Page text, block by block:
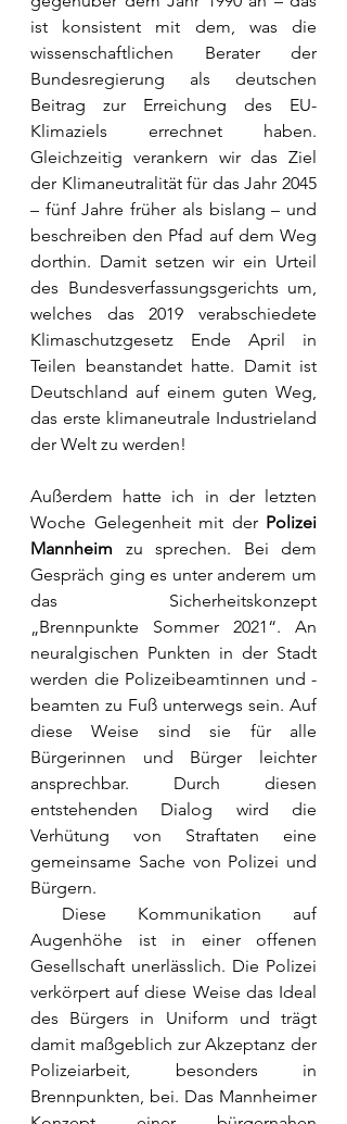
ist konsistent mit dem, was die
wissenschaftlichen Berater der
Bundesregierung als deutschen
Beitrag zur Erreichung des EU-
Klimaziels errechnet haben.
Gleichzeitig verankern wir das Ziel
der Klimaneutralität für das Jahr 2045
– fünf Jahre früher als bislang – und
beschreiben den Pfad auf dem Weg
dorthin. Damit setzen wir ein Urteil
des Bundesverfassungsgerichts um,
welches das 2019 verabschiedete
Klimaschutzgesetz Ende April in
Teilen beanstandet hatte. Damit ist
Deutschland auf einem guten Weg,
das erste klimaneutrale Industrieland
der Welt zu werden!
Außerdem hatte ich in der letzten
Woche Gelegenheit mit der Polizei
Mannheim zu sprechen. Bei dem
Gespräch ging es unter anderem um
das Sicherheitskonzept
„Brennpunkte Sommer 2021“. An
neuralgischen Punkten in der Stadt
werden die Polizeibeamtinnen und -
beamten zu Fuß unterwegs sein. Auf
diese Weise sind sie für alle
Bürgerinnen und Bürger leichter
ansprechbar. Durch diesen
entstehenden Dialog wird die
Verhütung von Straftaten eine
gemeinsame Sache von Polizei und
Bürgern.
Augenhöhe ist in einer offenen
Gesellschaft unerlässlich. Die Polizei
verkörpert auf diese Weise das Ideal
des Bürgers in Uniform und trägt
damit maßgeblich zur Akzeptanz der
Polizeiarbeit, besonders in
Brennpunkten, bei. Das Mannheimer